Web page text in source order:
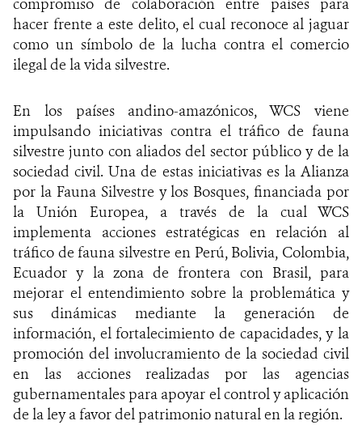
compromiso de colaboración entre países para
hacer frente a este delito, el cual reconoce al jaguar
como un símbolo de la lucha contra el comercio
ilegal de la vida silvestre.
En los países andino-amazónicos, WCS viene
impulsando iniciativas contra el tráfico de fauna
silvestre junto con aliados del sector público y de la
sociedad civil. Una de estas iniciativas es la Alianza
por la Fauna Silvestre y los Bosques, financiada por
la Unión Europea, a través de la cual WCS
implementa acciones estratégicas en relación al
tráfico de fauna silvestre en Perú, Bolivia, Colombia,
Ecuador y la zona de frontera con Brasil, para
mejorar el entendimiento sobre la problemática y
sus dinámicas mediante la generación de
información, el fortalecimiento de capacidades, y la
promoción del involucramiento de la sociedad civil
en las acciones realizadas por las agencias
gubernamentales para apoyar el control y aplicación
de la ley a favor del patrimonio natural en la región.